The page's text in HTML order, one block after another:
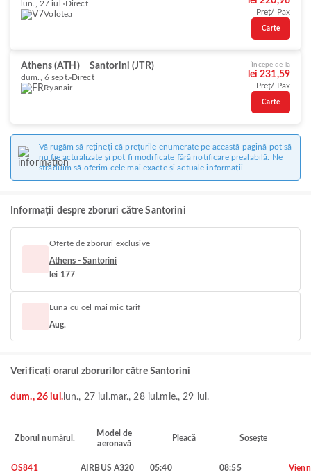
lun., 27 iul.
Direct
Volotea
Preț/ Pax
Carte
Athens (ATH) Santorini (JTR)
dum., 6 sept. Direct
Ryanair
Începe de la
lei 231,59
Preț/ Pax
Carte
Vă rugăm să rețineți că prețurile enumerate pe această pagină pot să
nu fie actualizate și pot fi modificate fără notificare prealabilă. Ne
străduim să oferim cele mai exacte și actuale informații.
Informații despre zboruri către Santorini
Oferte de zboruri exclusive
Athens - Santorini
lei 177
Luna cu cel mai mic tarif
Aug.
Verificați orarul zborurilor către Santorini
dum., 26 iul.lun., 27 iul.mar., 28 iul.mie., 29 iul.
Zborul numărul.
Model de
aeronavă
Pleacă Sosește
OS841 AIRBUS A320 05:40 08:55